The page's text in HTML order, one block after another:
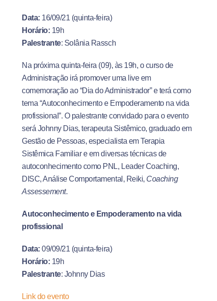
Data: 16/09/21 (quinta-feira)
Horário: 19h
Palestrante: Solânia Rassch
Na próxima quinta-feira (09), às 19h, o curso de
Administração irá promover uma live em
comemoração ao “Dia do Administrador” e terá como
tema “Autoconhecimento e Empoderamento na vida
profissional”. O palestrante convidado para o evento
será Johnny Dias, terapeuta Sistêmico, graduado em
Gestão de Pessoas, especialista em Terapia
Sistêmica Familiar e em diversas técnicas de
autoconhecimento como PNL, Leader Coaching,
DISC, Análise Comportamental, Reiki, Coaching
Assessement.
Autoconhecimento e Empoderamento na vida
profissional
Data: 09/09/21 (quinta-feira)
Horário: 19h
Palestrante: Johnny Dias
Link do evento